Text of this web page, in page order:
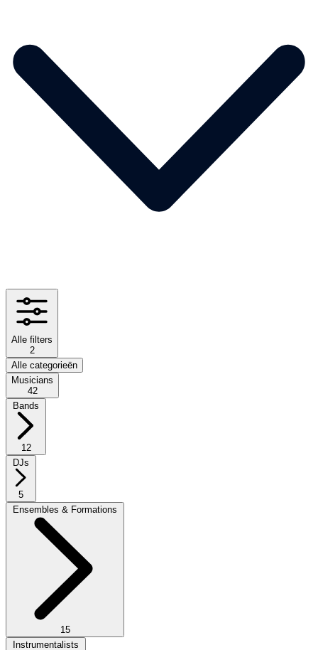
Alle filters
2
Alle categorieën
Musicians
42
12
5
15